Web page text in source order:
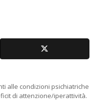
alle condizioni psichiatriche
di attenzione/iperattività.